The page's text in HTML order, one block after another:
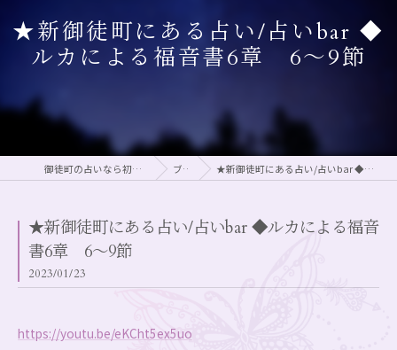
★新御徒町にある占い/占いbar ◆
ルカによる福音書6章 6～9節
御徒町の占いなら初回割引がある晃桜花 ブログ ★新御徒町にある占い/占いbar ◆ルカによる福音書6章 6～9節
★新御徒町にある占い/占いbar ◆ルカによる福音
書6章 6～9節
2023/01/23
https://youtu.be/eKCht5ex5uo